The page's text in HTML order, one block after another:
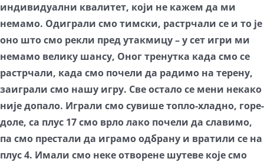
индивидуални квалитет, који не кажем да ми
немамо. Одиграли смо тимски, растрчали се и то је
оно што смо рекли пред утакмицу – у сет игри ми
немамо велику шансу, Оног тренутка када смо се
растрчали, када смо почели да радимо на терену,
заиграли смо нашу игру. Све остало се мени некако
није допало. Играли смо сувише топло-хладно, горе-
доле, са плус 17 смо врло лако почели да славимо,
па смо престали да играмо одбрану и вратили се на
плус 4. Имали смо неке отворене шутеве које смо